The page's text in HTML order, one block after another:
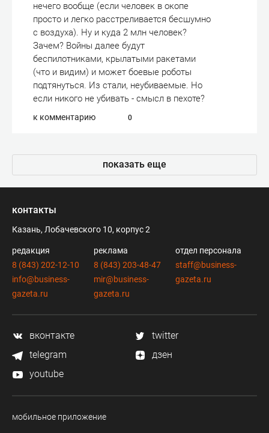
нечего вообще (если человек в окопе
просто и легко расстреливается бесшумно
с воздуха). Ну и куда 2 млн человек?
Зачем? Войны далее будут
беспилотниками, крылатыми ракетами
(что и видим) и может боевые роботы
подтянуться. Из стали, неубиваемые. Но
если никого не убивать - смысл в пехоте?
к комментарию 0
показать еще
контакты
Казань, Лобачевского 10, корпус 2
редакция
8 (843) 202-12-10
info@business-
gazeta.ru
реклама
8 (843) 203-48-47
mir@business-
gazeta.ru
отдел персонала
staff@business-
gazeta.ru
вконтакте
twitter
telegram
дзен
youtube
мобильное приложение